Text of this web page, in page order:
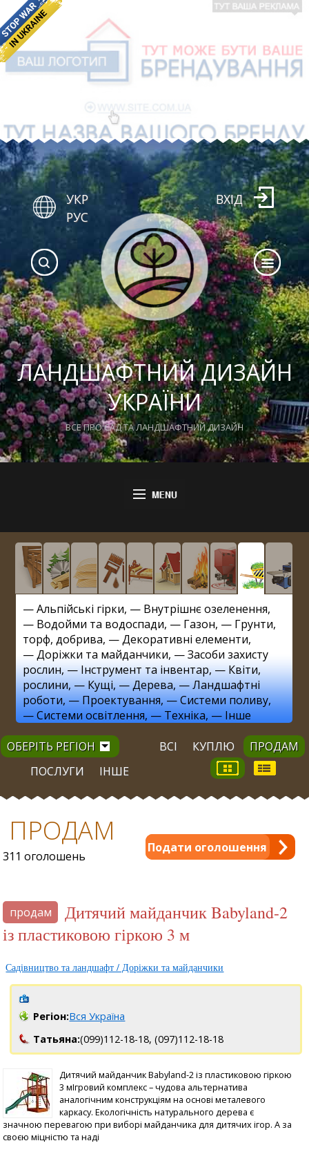
ЛАНДШАФТНИЙ ДИЗАЙН
УКРАЇНИ
ВСЕ ПРО САД ТА ЛАНДШАФТНИЙ ДИЗАЙН
УКР
РУС
ВХІД
—Альпійські гірки, — Внутрішнє озеленення,
— Водойми та водоспади, — Газон, — Грунти,
торф, добрива, —Декоративні елементи,
—Доріжки та майданчики, —Засоби захисту
рослин, —Інструмент та інвентар, —Квіти,
рослини, —Кущі, —Дерева, —Ландшафтні
роботи, —Проектування, —Системи поливу,
—Системи освітлення, —Техніка, —Інше
ОБЕРІТЬ РЕГІОН ВСІ КУПЛЮ
ПРОДАМ
ПОСЛУГИ
ІНШЕ
Подати оголошення
ПРОДАМ
311 оголошень
продам
Дитячий майданчик Babyland-2
із пластиковою гіркою 3 м
Садівництво та ландшафт / Доріжки та майданчики
Регіон:Вся Україна
Татьяна:(099)112-18-18, (097)112-18-18
Дитячий майданчик Babyland-2 із пластиковою гіркою
3 мІгровий комплекс – чудова альтернатива
аналогічним конструкціям на основі металевого
каркасу. Екологічність натурального дерева є
значною перевагою при виборі майданчика для дитячих ігор. А за
своєю міцністю та наді